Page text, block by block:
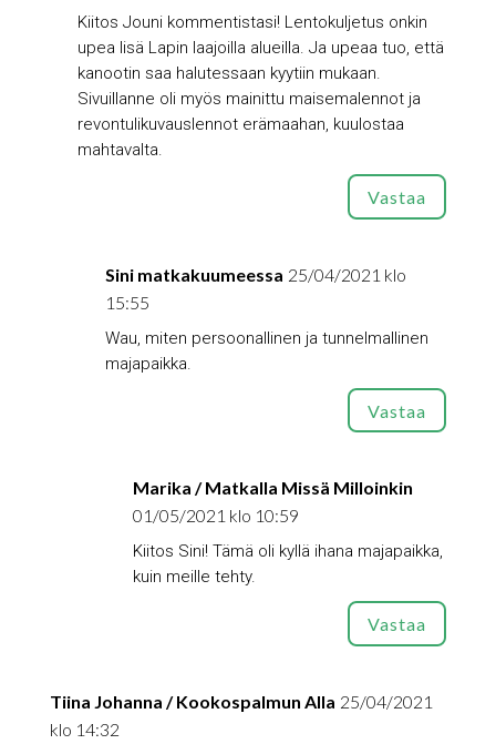
Kiitos Jouni kommentistasi! Lentokuljetus onkin
upea lisä Lapin laajoilla alueilla. Ja upeaa tuo, että
kanootin saa halutessaan kyytiin mukaan.
Sivuillanne oli myös mainittu maisemalennot ja
revontulikuvauslennot erämaahan, kuulostaa
mahtavalta.
Vastaa
Sini matkakuumeessa 25/04/2021 klo
15:55
Wau, miten persoonallinen ja tunnelmallinen
majapaikka.
Vastaa
Marika / Matkalla Missä Milloinkin
01/05/2021 klo 10:59
Kiitos Sini! Tämä oli kyllä ihana majapaikka,
kuin meille tehty.
Vastaa
Tiina Johanna / Kookospalmun Alla 25/04/2021
klo 14:32